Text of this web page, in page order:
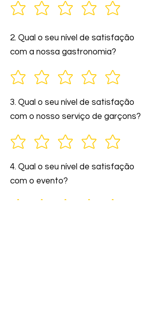
2. Qual o seu nível de satisfação
com a nossa gastronomia?
3. Qual o seu nível de satisfação
com o nosso serviço de garçons?
4. Qual o seu nível de satisfação
com o evento?